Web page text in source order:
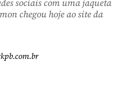
sociais com uma jaqueta
chegou hoje ao site da